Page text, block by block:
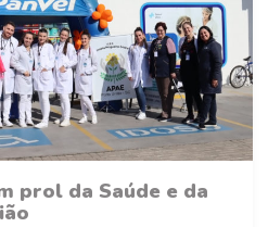
prol da Saúde e da